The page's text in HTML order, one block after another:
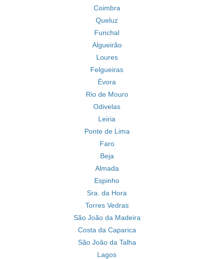
Coimbra
Queluz
Funchal
Algueirão
Loures
Felgueiras
Évora
Rio de Mouro
Odivelas
Leiria
Ponte de Lima
Faro
Beja
Almada
Espinho
Sra. da Hora
Torres Vedras
São João da Madeira
Costa da Caparica
São João da Talha
Lagos